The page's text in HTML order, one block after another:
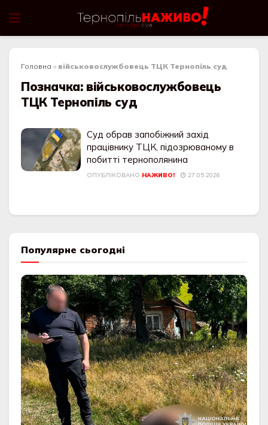
Головна » військовослужбовець ТЦК Тернопіль суд
Позначка: військовослужбовець
ТЦК Тернопіль суд
Суд обрав запобіжний захід
працівнику ТЦК, підозрюваному в
побитті тернополянина
ОПУБЛІКОВАНО НАЖИВО! 27.05.2026
Популярне сьогодні